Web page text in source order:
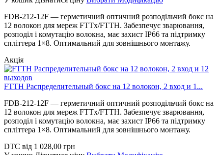
FDB-212-12F — герметичний оптичний розподільчий бокс на
12 волокон для мереж FTTx/FTTH. Забезпечує зварювання,
розподіл і комутацію волокна, має захист IP66 та підтримку
спліттера 1×8. Оптимальний для зовнішнього монтажу.
Акція
FTTH Распределительный бокс на 12 волокон, 2 вход и 1...
FDB-212-12F — герметичний оптичний розподільчий бокс на
12 волокон для мереж FTTx/FTTH. Забезпечує зварювання,
розподіл і комутацію волокна, має захист IP66 та підтримку
спліттера 1×8. Оптимальний для зовнішнього монтажу.
DTC від 1 028,00 грн